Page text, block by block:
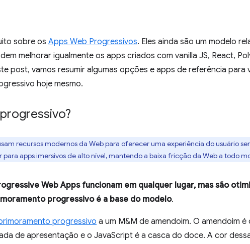
sobre os Apps Web Progressivos. Eles ainda são um modelo
melhorar igualmente os apps criados com vanilla JS, React,
post, vamos resumir algumas opções e apps de referência para
hoje mesmo.
recursos modernos da Web para oferecer uma experiência do usuário
apps imersivos de alto nível, mantendo a baixa fricção da Web a todo
Web Apps funcionam em qualquer lugar, mas são
progressivo é a base do modelo.
progressivo a um M&M de amendoim. O amendoim
de apresentação e o JavaScript é a casca do doce. A cor